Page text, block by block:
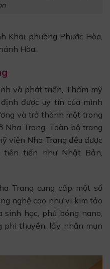
Khai, phường Phước Hòa,
Hòa.
và phát triển, Thẩm mỹ
được uy tín của mình
và trở thành một trong
Trang. Toàn bộ trang
viện Nha Trang đều được
tiến như Nhật Bản,
Trang cung cấp một số
nghệ cao như vi kim tảo
sinh học, phủ bóng nano,
phi thuyền, lấy nhân mụn